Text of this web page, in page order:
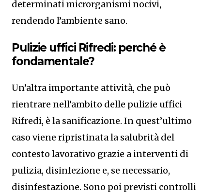
determinati microrganismi nocivi,
rendendo l’ambiente sano.
Pulizie uffici Rifredi: perché è
fondamentale?
Un’altra importante attività, che può
rientrare nell’ambito delle pulizie uffici
Rifredi, è la sanificazione. In quest’ultimo
caso viene ripristinata la salubrità del
contesto lavorativo grazie a interventi di
pulizia, disinfezione e, se necessario,
disinfestazione. Sono poi previsti controlli